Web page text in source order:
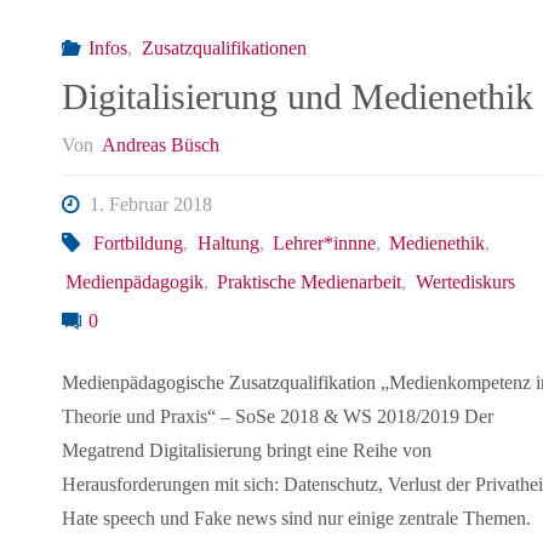
Infos, Zusatzqualifikationen
Digitalisierung und Medienethik
Von Andreas Büsch
1. Februar 2018
Fortbildung, Haltung, Lehrer*innne, Medienethik,
Medienpädagogik, Praktische Medienarbeit, Wertediskurs
0
Medienpädagogische Zusatzqualifikation „Medienkompetenz
Theorie und Praxis“ – SoSe 2018 & WS 2018/2019 Der
Megatrend Digitalisierung bringt eine Reihe von
Herausforderungen mit sich: Datenschutz, Verlust der
Hate speech und Fake news sind nur einige zentrale Themen.